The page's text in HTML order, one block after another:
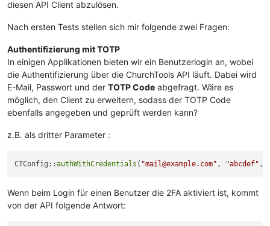
diesen API Client abzulösen.
Nach ersten Tests stellen sich mir folgende zwei Fragen:
Authentifizierung mit TOTP
In einigen Applikationen bieten wir ein Benutzerlogin an, wobei
die Authentifizierung über die ChurchTools API läuft. Dabei wird
E-Mail, Passwort und der TOTP Code abgefragt. Wäre es
möglich, den Client zu erweitern, sodass der TOTP Code
ebenfalls angegeben und geprüft werden kann?
z.B. als dritter Parameter :
CTConfig::authWithCredentials ( "mail@example.com" , "abcdef" ,
Wenn beim Login für einen Benutzer die 2FA aktiviert ist, kommt
von der API folgende Antwort: